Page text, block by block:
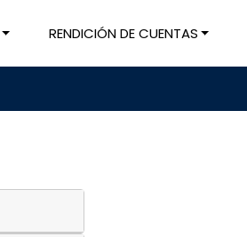
RENDICIÓN DE CUENTAS